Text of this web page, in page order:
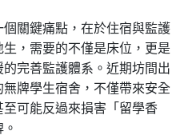
關鍵痛點，在於住宿與監護
，需要的不僅是床位，更是
完善監護體系。近期坊間出
牌學生宿舍，不僅帶來安全
可能反過來損害「留學香